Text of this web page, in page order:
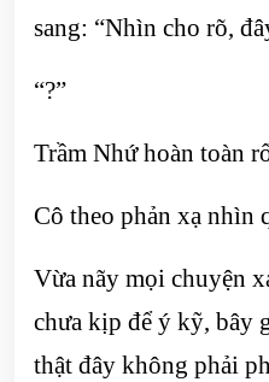
sang: “Nhìn cho rõ,
“?”
Trầm Nhứ hoàn toàn
Cô theo phản xạ nhìn
Vừa nãy mọi chuyện
chưa kịp để ý kỹ, bây
thật đây không phải